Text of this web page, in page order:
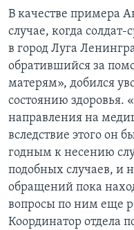
В качестве примера
случае, когда
в город Луга
обратившийся за
матерям», добился
состоянию здоровья.
направления на
вследствие этого он
годным к несению
подобных случаев, и
обращений пока
вопросы по ним еще
Координатор отдела